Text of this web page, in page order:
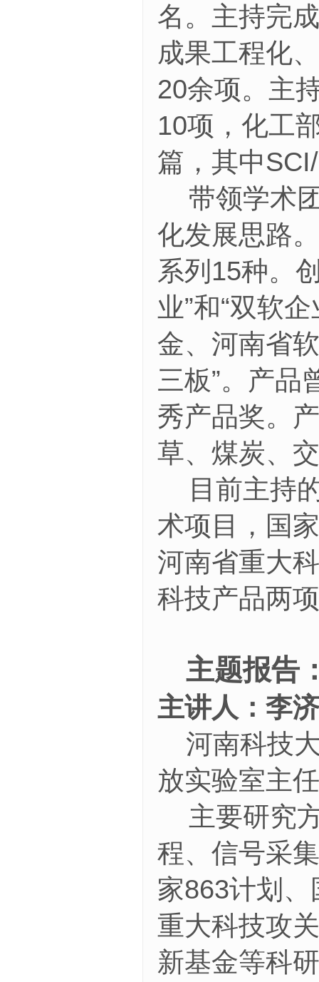
名。主持完
成果工程化
20余项。主
10项，化工
篇，其中
带领学术
化发展思路
系列15种。
业”和“双软
金、河南省
三板”。产品
秀产品奖。
草、煤炭、
目前主持
术项目，国
河南省重大
科技产品两
主题报告
主讲人：李
河南科技
放实验室主
主要研究
程、信号采
家863计划
重大科技攻
新基金等科